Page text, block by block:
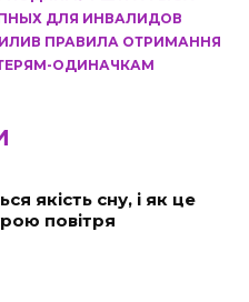
ДЛЯ ИНВАЛИДОВ
ПРАВИЛА ОТРИМАННЯ
ОДИНАЧКАМ
якість сну, і як це
повітря